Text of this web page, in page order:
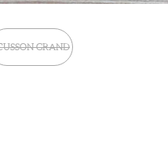
GRAND